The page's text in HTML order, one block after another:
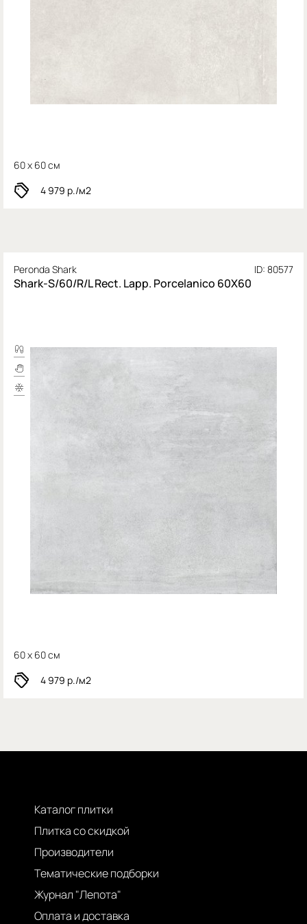
60 x 60 см
4 979 р./м2
Peronda Shark ID: 80577
Shark-S/60/R/L Rect. Lapp. Porcelanico 60X60
60 x 60 см
4 979 р./м2
Каталог плитки
Плитка со скидкой
Производители
Тематические подборки
Журнал "Лепота"
Оплата и доставка